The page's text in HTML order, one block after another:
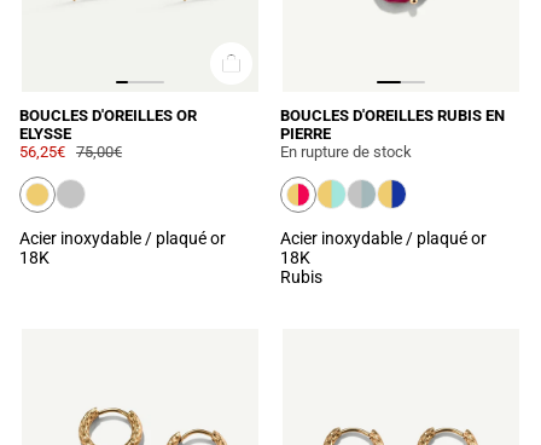
BOUCLES D'OREILLES OR
ELYSSE
56,25€ 75,00€
Acier inoxydable / plaqué or
18K
BOUCLES D'OREILLES RUBIS EN
PIERRE
En rupture de stock
Acier inoxydable / plaqué or
18K
Rubis